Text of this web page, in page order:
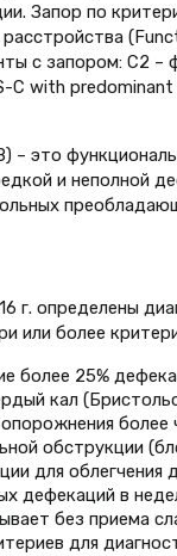
Запор по
с запором: С2
C with
– это
и неполной
г. определены
или более
более 25%
кал
более
обструкции
для
дефекаций в
без приема
для